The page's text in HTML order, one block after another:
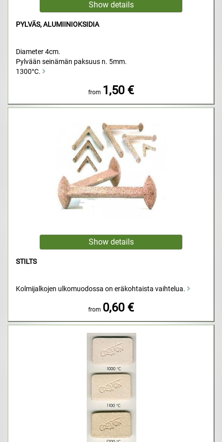
PYLVÄS, ALUMIINIOKSIDIA
Diameter 4cm.
Pylvään seinämän paksuus n. 5mm.
1300°C.
from 1,50 €
STILTS
Kolmijalkojen ulkomuodossa on eräkohtaista vaihtelua.
from 0,60 €